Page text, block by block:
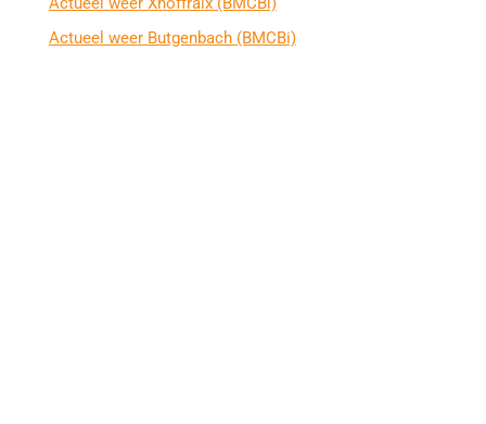
Actueel weer Butgenbach (BMCBi)